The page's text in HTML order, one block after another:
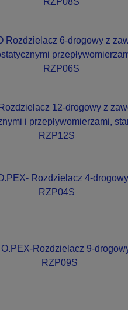
Rozdzielacz 6-drogowy z
RZP06S
12-drogowy z
i przepływomierzami,
RZP12S
Rozdzielacz 4-
RZP04S
O.PEX-Rozdzielacz 9-
RZP09S